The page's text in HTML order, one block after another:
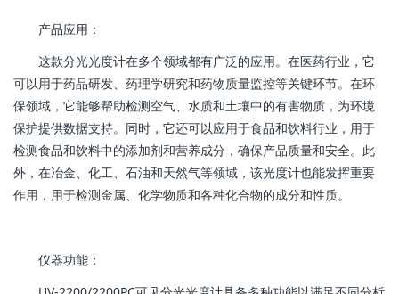
产品应用：
这款分光光度计在多个领域都有广泛的应用。在医药行业，它
可以用于药品研发、药理学研究和药物质量监控等关键环节。在环
保领域，它能够帮助检测空气、水质和土壤中的有害物质，为环境
保护提供数据支持。同时，它还可以应用于食品和饮料行业，用于
检测食品和饮料中的添加剂和营养成分，确保产品质量和安全。此
外，在冶金、化工、石油和天然气等领域，该光度计也能发挥重要
作用，用于检测金属、化学物质和各种化合物的成分和性质。
仪器功能：